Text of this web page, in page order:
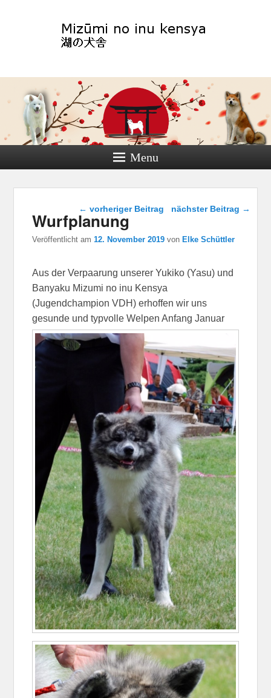
Akitazucht Leipzig
Menu
Beitragsnavigation
← vorheriger Beitrag nächster Beitrag →
Wurfplanung
Veröffentlicht am12. November 2019 vonElke Schüttler
Aus der Verpaarung unserer Yukiko (Yasu) und
Banyaku Mizumi no inu Kensya
(Jugendchampion VDH) erhoffen wir uns
gesunde und typvolle Welpen Anfang Januar